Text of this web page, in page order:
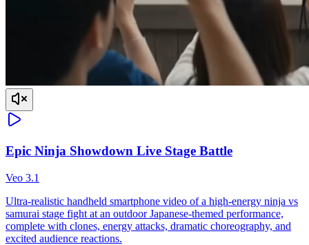
Epic Ninja Showdown Live Stage Battle
Veo 3.1
Ultra-realistic handheld smartphone video of a high-energy ninja vs
samurai stage fight at an outdoor Japanese-themed performance,
complete with clones, energy attacks, dramatic choreography, and
excited audience reactions.